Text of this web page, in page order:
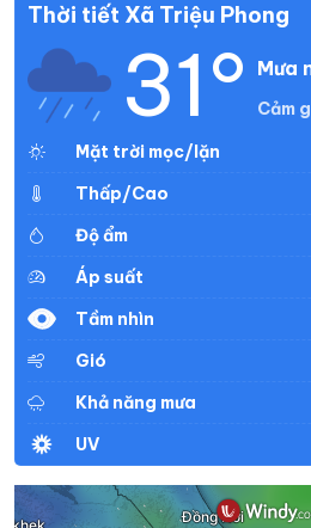
Thời tiết Xã Triệu Phong
31° Mưa
Cảm
Mặt trời mọc/lặn
Thấp/Cao
Độ ẩm
Áp suất
Tầm nhìn
Gió
Khả năng mưa
UV